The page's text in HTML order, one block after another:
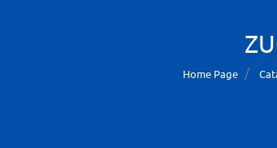
Home Page